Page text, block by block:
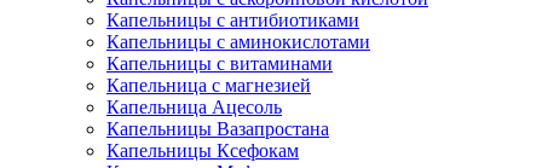
Капельницы с антибиотиками
Капельницы с аминокислотами
Капельницы с витаминами
Капельница с магнезией
Капельница Ацесоль
Капельницы Вазапростана
Капельницы Ксефокам